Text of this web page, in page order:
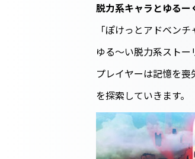
脱力系キャラとゆるー
「ぽけっとアドベン
ゆる～い脱力系スト
プレイヤーは記憶を
を探索していきます。